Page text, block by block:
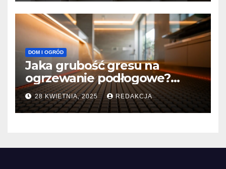
DOM I OGRÓD
Jaka grubość gresu na
ogrzewanie podłogowe?
Sprawdź optymalne
parametry!
28 KWIETNIA, 2025 REDAKCJA